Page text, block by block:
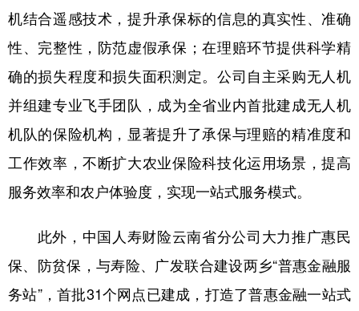
机结合遥感技术，提升承保标的信息的真实性、准确
性、完整性，防范虚假承保；在理赔环节提供科学精
确的损失程度和损失面积测定。公司自主采购无人机
并组建专业飞手团队，成为全省业内首批建成无人机
机队的保险机构，显著提升了承保与理赔的精准度和
工作效率，不断扩大农业保险科技化运用场景，提高
服务效率和农户体验度，实现一站式服务模式。
此外，中国人寿财险云南省分公司大力推广惠民
保、防贫保，与寿险、广发联合建设两乡“普惠金融服
务站”，首批31个网点已建成，打造了普惠金融一站式